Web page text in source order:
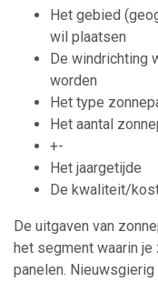
Het gebied
wil plaatsen
De windrichting
worden
Het type
Het aantal
+-
Het jaargetijde
De kwaliteit/
De uitgaven van
het segment waarin
panelen.